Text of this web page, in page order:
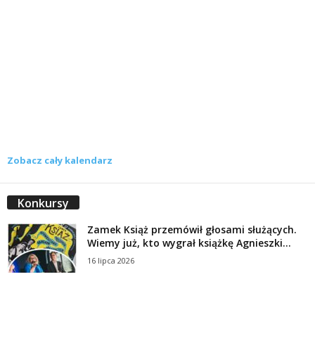
Zobacz cały kalendarz
Konkursy
Zamek Książ przemówił głosami służących.
Wiemy już, kto wygrał książkę Agnieszki...
16 lipca 2026